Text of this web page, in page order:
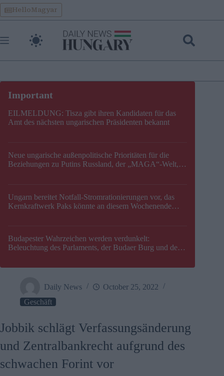
Skip
to
content
HelloMagyar
EILMELDUNG: Tisza gibt ihren Kandidaten für das
Amt des nächsten ungarischen Präsidenten bekannt
Neue ungarische außenpolitische Prioritäten für die
Beziehungen zu Putins Russland, der „MAGA“-Welt,
Ungarn bereitet Notfall-Stromrationierungen vor, das
Kernkraftwerk Paks könnte an diesem Wochenende
Budapester Wahrzeichen werden verdunkelt:
Beleuchtung des Parlaments, der Budaer Burg und der
Daily News
October 25, 2022
Geschäft
Jobbik schlägt Verfassungsänderung
und Zentralbankrecht aufgrund des
schwachen Forint vor